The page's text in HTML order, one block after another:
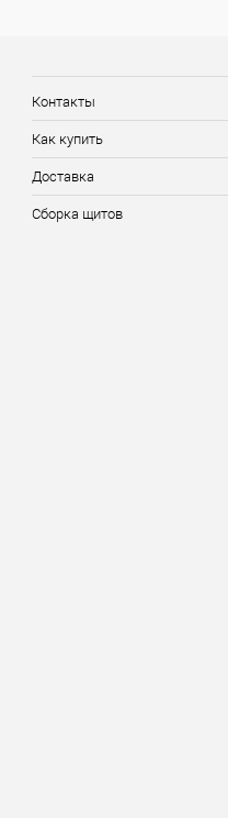
Контакты
Как купить
Доставка
Сборка щитов